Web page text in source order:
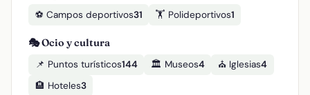
⚽ Campos deportivos31 🏋️ Polideportivos1
🎭 Ocio y cultura
📌 Puntos turísticos144 🏛️ Museos4 ⛪ Iglesias4
🏨 Hoteles3